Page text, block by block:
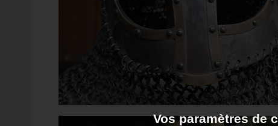
Vos paramètres de